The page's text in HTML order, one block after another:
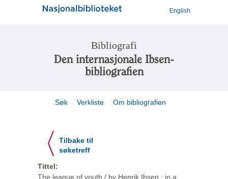
English
Bibliografi
Den internasjonale Ibsen-
bibliografien
Søk Verkliste Om bibliografien
Tilbake til
søketreff
Tittel:
The league of youth / by Henrik Ibsen ; in a